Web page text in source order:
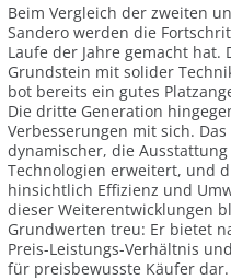
Beim Vergleich der zweiten
Sandero werden die
Laufe der Jahre gemacht hat.
Grundstein mit solider
bot bereits ein gutes
Die dritte Generation
Verbesserungen mit sich.
dynamischer, die
Technologien erweitert, und
hinsichtlich Effizienz und
dieser Weiterentwicklungen
Grundwerten treu: Er bietet
Preis-Leistungs-Verhältnis
für preisbewusste Käufer dar.